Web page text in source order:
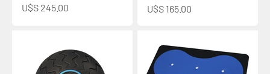
Precio de oferta
U$S 245.00
Precio de oferta
U$S 165.00